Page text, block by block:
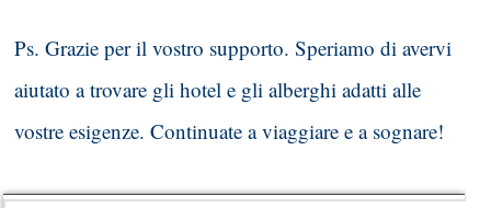
Ps. Grazie per il vostro supporto. Speriamo di avervi
aiutato a trovare gli hotel e gli alberghi adatti alle
vostre esigenze. Continuate a viaggiare e a sognare!